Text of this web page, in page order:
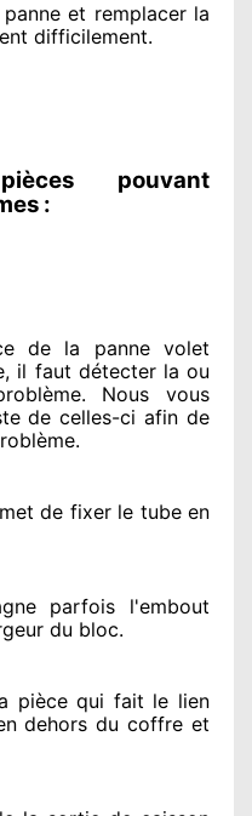
et remplacerla
difficilement.
pouvant
:
de la panne volet
il faut détecterla ou
. Nous vous
de celles-ci afin de
.
de fixer le tube en
parfois l'embout
du bloc.
pièce qui fait le lien
dehors du coffre et